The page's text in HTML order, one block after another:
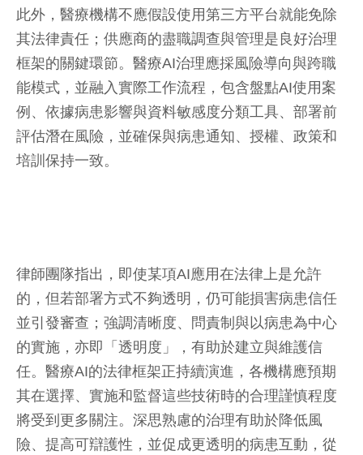
此外，醫療機構不應假設使用第三方平台就能免除
其法律責任；供應商的盡職調查與管理是良好治理
框架的關鍵環節。醫療AI治理應採風險導向與跨職
能模式，並融入實際工作流程，包含盤點AI使用案
例、依據病患影響與資料敏感度分類工具、部署前
評估潛在風險，並確保與病患通知、授權、政策和
培訓保持一致。
律師團隊指出，即使某項AI應用在法律上是允許
的，但若部署方式不夠透明，仍可能損害病患信任
並引發審查；強調清晰度、問責制與以病患為中心
的實施，亦即「透明度」，有助於建立與維護信
任。醫療AI的法律框架正持續演進，各機構應預期
其在選擇、實施和監督這些技術時的合理謹慎程度
將受到更多關注。深思熟慮的治理有助於降低風
險、提高可辯護性，並促成更透明的病患互動，從